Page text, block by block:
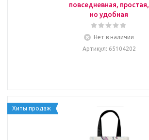
повседневная, простая,
но удобная
Нет в наличии
Артикул: 65104202
Хиты продаж